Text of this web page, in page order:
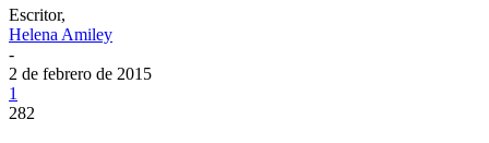
Escritor,
Helena Amiley
-
2 de febrero de 2015
1
282